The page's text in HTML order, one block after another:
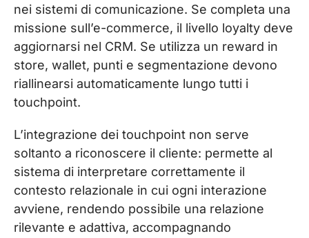
nei sistemi di comunicazione. Se completa una
missione sull’e-commerce, il livello loyalty deve
aggiornarsi nel CRM. Se utilizza un reward in
store, wallet, punti e segmentazione devono
riallinearsi automaticamente lungo tutti i
touchpoint.
L’integrazione dei touchpoint non serve
soltanto a riconoscere il cliente: permette al
sistema di interpretare correttamente il
contesto relazionale in cui ogni interazione
avviene, rendendo possibile una relazione
rilevante e adattiva, accompagnando